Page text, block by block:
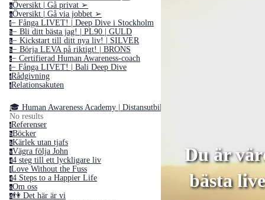
oÖversikt | Gå privat ➢
oÖversikt | Gå via jobbet ➢
f− Fånga LIVET! | Deep Dive i Stockholm
b− Bli ditt bästa jag! | PL90 | GULD
k− Kickstart till ditt nya liv! | SILVER
b− Börja LEVA på riktigt! | BRONS
c− Certifierad Human Awareness-coach
f− Fånga LIVET! | Bali Deep Dive
rRådgivning
rRelationsakuten
🎓 Human Awareness Academy | Distansutbildningar ➢
No results
rReferenser
bBöcker
kKärlek utan tjafs
vVägra följa John
44 steg till ett lyckligare liv
lLove Without the Fuss
44 Steps to a Happier Life
oOm oss
d👫 Det här är vi
Du är
bästa